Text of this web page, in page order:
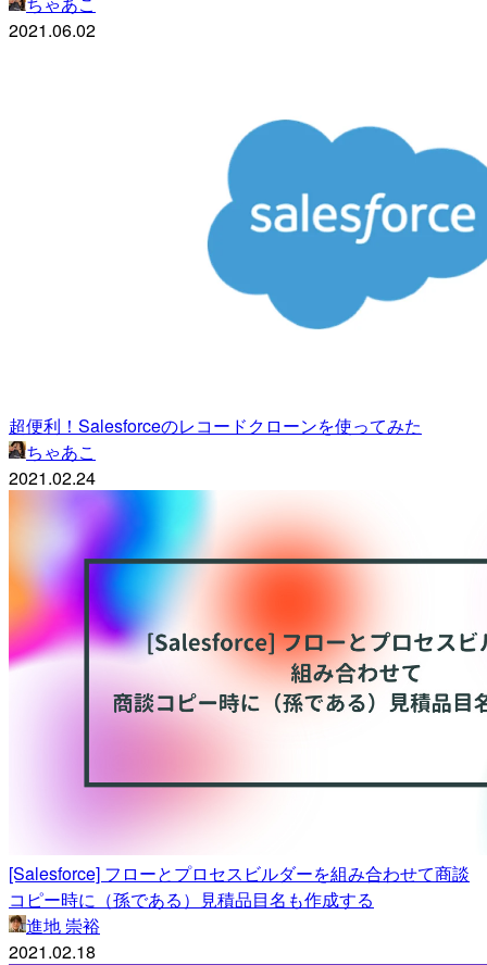
2021.06.02
超便利！Salesforceのレコードクローンを使ってみた
ちゃあこ
2021.02.24
[Salesforce] フローとプロセスビルダーを組み合わせて商談
コピー時に（孫である）見積品目名も作成する
進地 崇裕
2021.02.18